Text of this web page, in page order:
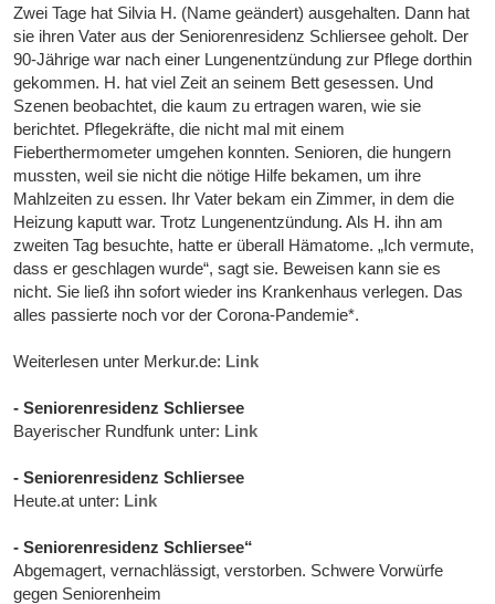
Zwei Tage hat Silvia H. (Name geändert) ausgehalten. Dann hat
sie ihren Vater aus der Seniorenresidenz Schliersee geholt. Der
90-Jährige war nach einer Lungenentzündung zur Pflege dorthin
gekommen. H. hat viel Zeit an seinem Bett gesessen. Und
Szenen beobachtet, die kaum zu ertragen waren, wie sie
berichtet. Pflegekräfte, die nicht mal mit einem
Fieberthermometer umgehen konnten. Senioren, die hungern
mussten, weil sie nicht die nötige Hilfe bekamen, um ihre
Mahlzeiten zu essen. Ihr Vater bekam ein Zimmer, in dem die
Heizung kaputt war. Trotz Lungenentzündung. Als H. ihn am
zweiten Tag besuchte, hatte er überall Hämatome. „Ich vermute,
dass er geschlagen wurde“, sagt sie. Beweisen kann sie es
nicht. Sie ließ ihn sofort wieder ins Krankenhaus verlegen. Das
alles passierte noch vor der Corona-Pandemie*.
Weiterlesen unter Merkur.de: Link
- Seniorenresidenz Schliersee
Bayerischer Rundfunk unter: Link
- Seniorenresidenz Schliersee
Heute.at unter: Link
- Seniorenresidenz Schliersee“
Abgemagert, vernachlässigt, verstorben. Schwere Vorwürfe
gegen Seniorenheim